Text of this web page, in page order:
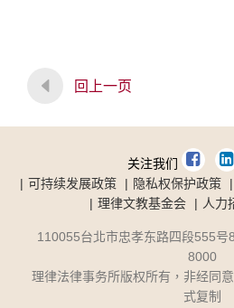
回上一页
关注我们
可持续发展政策
隐私权保护政策
理律文教基金会
人力
110055台北市忠孝东路四段555
8000
理律法律事务所版权所有，非经同
式复制